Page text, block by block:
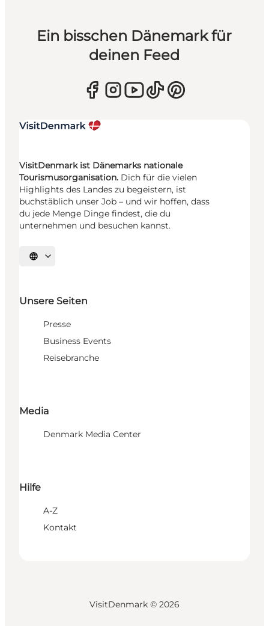
Ein bisschen Dänemark für
deinen Feed
VisitDenmark ist Dänemarks nationale
Tourismusorganisation. Dich für die vielen
Highlights des Landes zu begeistern, ist
buchstäblich unser Job – und wir hoffen, dass
du jede Menge Dinge findest, die du
unternehmen und besuchen kannst.
Sprache auswählen
Unsere Seiten
Presse
Business Events
Reisebranche
Media
Denmark Media Center
Hilfe
A-Z
Kontakt
VisitDenmark © 2026